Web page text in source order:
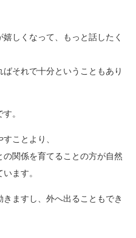
しくなって、もっと話したく
それで十分ということもあり
。
ことより、
関係を育てることの方が自然
ます。
ますし、外へ出ることもでき